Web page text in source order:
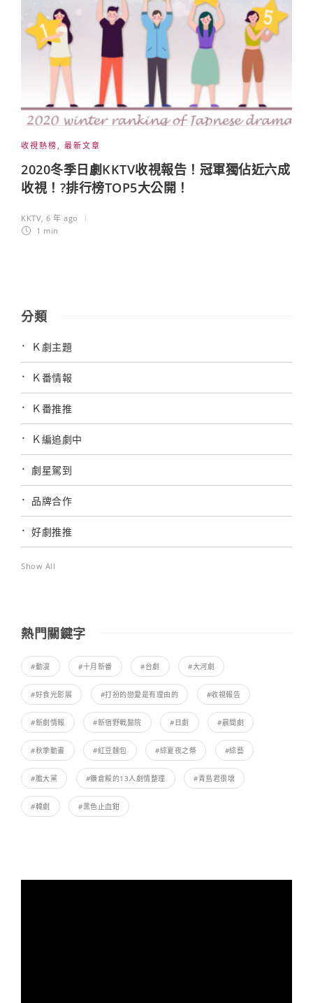
收視熱榜 最新文章
2020冬季日劇KKTV收視報告！冠軍獨佔近六成
收視！?排行榜TOP5大公開！
KKTV 6 年 ago
1 min
分類
Ｋ劇主題
Ｋ番情報
Ｋ番推推
Ｋ編追劇中
劇星駕到
品牌合作
好劇推推
Show All
熱門關鍵字
#動漫 #十月新番 #台劇 #大河劇
#好食光影展 #打扮的戀愛是有理由的 #收視報告
#新劇情報 #新宿野戰醫院 #日劇 #晨間劇
#秋季動畫 #紅豆麵包 #綜夏夜之祭 #綜藝
#膽大黨 #鎌倉殿的13人劇情整理 #青島君很壞
#韓劇 #黑色止血鉗